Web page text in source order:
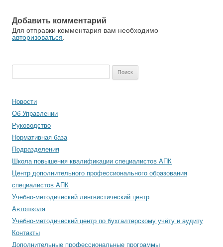
Добавить комментарий
Для отправки комментария вам необходимо
авторизоваться
Новости
Об Управлении
Руководство
Нормативная база
Подразделения
Школа повышения квалификации специалистов АПК
Центр дополнительного профессионального образования
специалистов АПК
Учебно-методический лингвистический центр
Автошкола
Учебно-методический центр по бухгалтерскому учёту и аудиту
Контакты
Дополнительные профессиональные программы